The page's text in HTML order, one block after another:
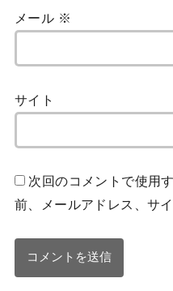
メール ※
サイト
次回のコメントで使用
前、メールアドレス、サ